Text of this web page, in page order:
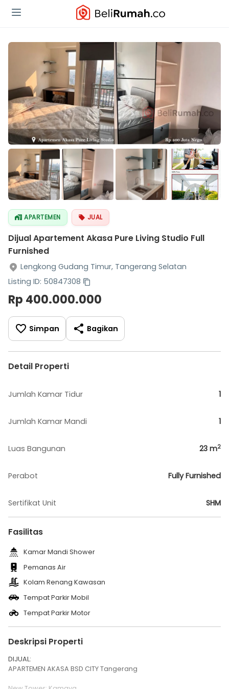
APARTEMEN JUAL
Dijual Apartement Akasa Pure Living Studio Full
Furnished
Lengkong Gudang Timur, Tangerang Selatan
Listing ID: 50847308
Rp 400.000.000
Simpan Bagikan
Detail Properti
Jumlah Kamar Tidur 1
Jumlah Kamar Mandi 1
Luas Bangunan 23 m2
Perabot Fully Furnished
Sertifikat Unit SHM
Fasilitas
Kamar Mandi Shower
Pemanas Air
Kolam Renang Kawasan
Tempat Parkir Mobil
Tempat Parkir Motor
Deskripsi Properti
DIJUAL:
APARTEMEN AKASA BSD CITY Tangerang